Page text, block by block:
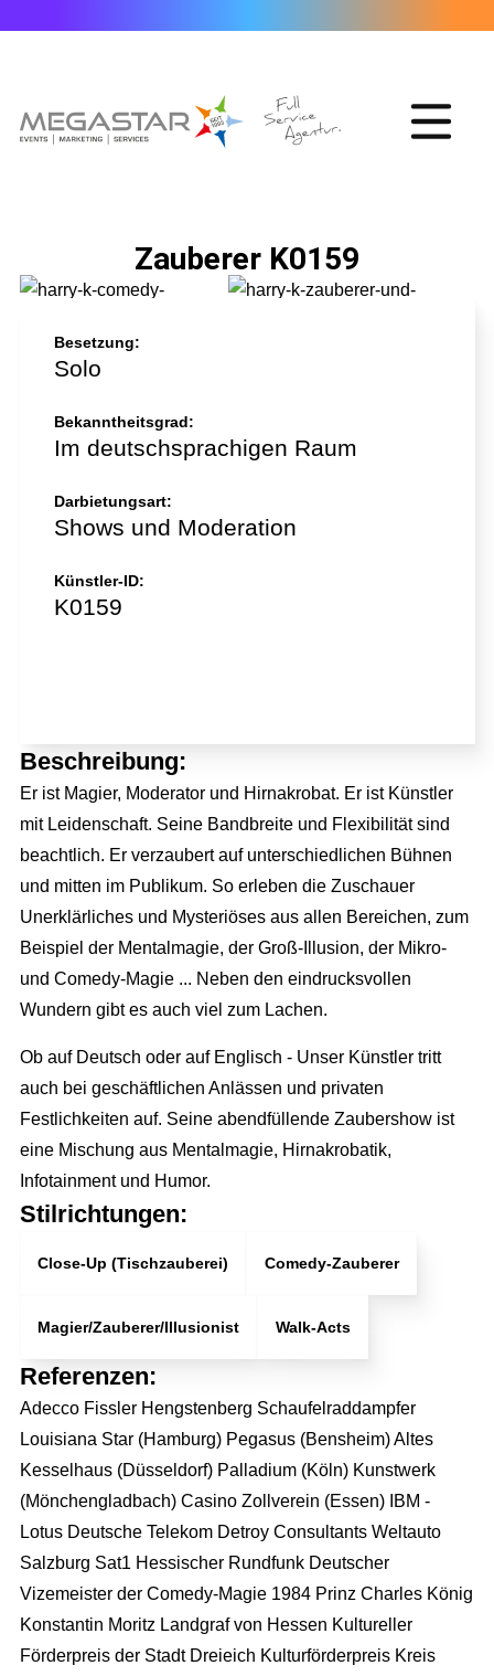
Zauberer K0159
Besetzung:
Solo
Bekanntheitsgrad:
Im deutschsprachigen Raum
Darbietungsart:
Shows und Moderation
Künstler-ID:
K0159
Beschreibung:
Er ist Magier, Moderator und Hirnakrobat. Er ist Künstler
mit Leidenschaft. Seine Bandbreite und Flexibilität sind
beachtlich. Er verzaubert auf unterschiedlichen Bühnen
und mitten im Publikum. So erleben die Zuschauer
Unerklärliches und Mysteriöses aus allen Bereichen, zum
Beispiel der Mentalmagie, der Groß-Illusion, der Mikro-
und Comedy-Magie ... Neben den eindrucksvollen
Wundern gibt es auch viel zum Lachen.
Ob auf Deutsch oder auf Englisch - Unser Künstler tritt
auch bei geschäftlichen Anlässen und privaten
Festlichkeiten auf. Seine abendfüllende Zaubershow ist
eine Mischung aus Mentalmagie, Hirnakrobatik,
Infotainment und Humor.
Stilrichtungen:
Close-Up (Tischzauberei) Comedy-Zauberer
Magier/Zauberer/Illusionist Walk-Acts
Referenzen:
Adecco Fissler Hengstenberg Schaufelraddampfer
Louisiana Star (Hamburg) Pegasus (Bensheim) Altes
Kesselhaus (Düsseldorf) Palladium (Köln) Kunstwerk
(Mönchengladbach) Casino Zollverein (Essen) IBM -
Lotus Deutsche Telekom Detroy Consultants Weltauto
Salzburg Sat1 Hessischer Rundfunk Deutscher
Vizemeister der Comedy-Magie 1984 Prinz Charles König
Konstantin Moritz Landgraf von Hessen Kultureller
Förderpreis der Stadt Dreieich Kulturförderpreis Kreis